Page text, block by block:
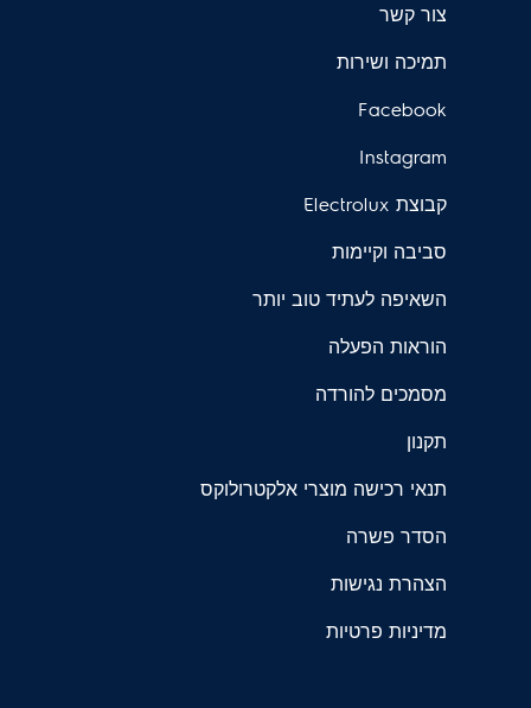
צור קשר
תמיכה ושירות
Facebook
Instagram
קבוצת Electrolux
סביבה וקיימות
השאיפה לעתיד טוב יותר
הוראות הפעלה
מסמכים להורדה
תקנון
תנאי רכישה מוצרי אלקטרולוקס
הסדר פשרה
הצהרת נגישות
מדיניות פרטיות